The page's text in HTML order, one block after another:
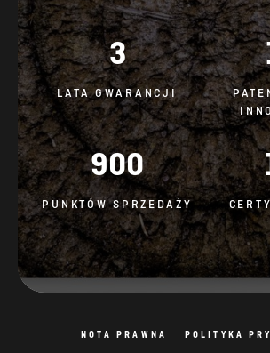
3
LATA GWARANCJI
900
PUNKTÓW SPRZEDAŻY
NOTA PRAWNA POLITYKA